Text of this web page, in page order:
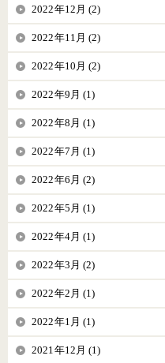
2022年12月 (2)
2022年11月 (2)
2022年10月 (2)
2022年9月 (1)
2022年8月 (1)
2022年7月 (1)
2022年6月 (2)
2022年5月 (1)
2022年4月 (1)
2022年3月 (2)
2022年2月 (1)
2022年1月 (1)
2021年12月 (1)